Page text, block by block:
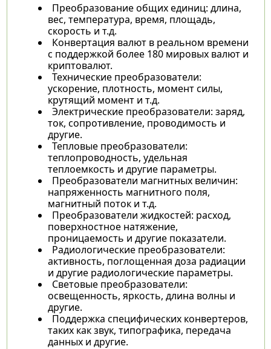
Преобразование общих единиц: длина,
вес, температура, время, площадь,
скорость и т.д.
Конвертация валют в реальном времени
с поддержкой более 180 мировых валют и
криптовалют.
Технические преобразователи:
ускорение, плотность, момент силы,
крутящий момент и т.д.
Электрические преобразователи: заряд,
ток, сопротивление, проводимость и
другие.
Тепловые преобразователи:
теплопроводность, удельная
теплоемкость и другие параметры.
Преобразователи магнитных величин:
напряженность магнитного поля,
магнитный поток и т.д.
Преобразователи жидкостей: расход,
поверхностное натяжение,
проницаемость и другие показатели.
Радиологические преобразователи:
активность, поглощенная доза радиации
и другие радиологические параметры.
Световые преобразователи:
освещенность, яркость, длина волны и
другие.
Поддержка специфических конвертеров,
таких как звук, типографика, передача
данных и другие.